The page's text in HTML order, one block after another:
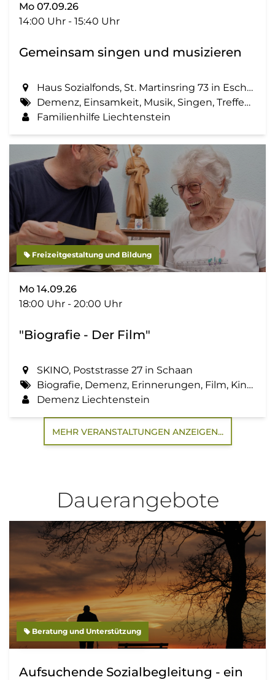
Mo 07.09.26
14:00 Uhr - 15:40 Uhr
Gemeinsam singen und musizieren
Haus Sozialfonds, St. Martinsring 73 in Eschen
Demenz, Einsamkeit, Musik, Singen, Treffen, Zemma tua - Senioren gemeinsam aktiv
Familienhilfe Liechtenstein
Freizeitgestaltung und Bildung
Mo 14.09.26
18:00 Uhr - 20:00 Uhr
"Biografie - Der Film"
SKINO, Poststrasse 27 in Schaan
Biografie, Demenz, Erinnerungen, Film, Kino, Lebensgeschichte, Zemma tua - Senioren gemeinsam aktiv
Demenz Liechtenstein
MEHR VERANSTALTUNGEN ANZEIGEN...
Dauerangebote
Beratung und Unterstützung
Aufsuchende Sozialbegleitung - ein